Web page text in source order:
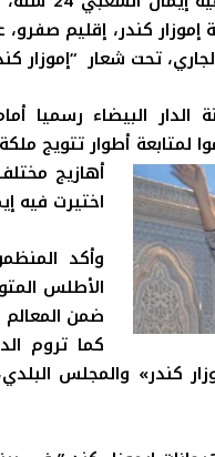
الدار البيضاء رسميا
لمتابعة أطوار تتويج
أهازيج
اختيرت فيه
وأكد
الأطلس
ضمن المعالم
كندر» والمجلس